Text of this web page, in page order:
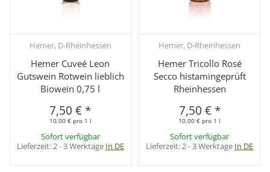
Hemer, D-Rheinhessen
Hemer Cuveé Leon
Gutswein Rotwein lieblich
Biowein 0,75 l
7,50 € *
10,00 € pro 1 l
Sofort verfügbar
Lieferzeit:2 - 3 Werktage In DE
Hemer, D-Rheinhessen
Hemer Tricollo Rosé
Secco histamingeprüft
Rheinhessen
7,50 € *
10,00 € pro 1 l
Sofort verfügbar
Lieferzeit:2 - 3 Werktage In DE